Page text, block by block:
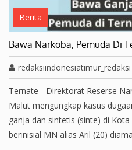
Berita
Bawa Narkoba, Pemuda Di
redaksiindonesiatimur_redaksi
Ternate - Direktorat Reserse
Malut mengungkap kasus
ganja dan sintetis (sinte) di
berinisial MN alias Aril (20)